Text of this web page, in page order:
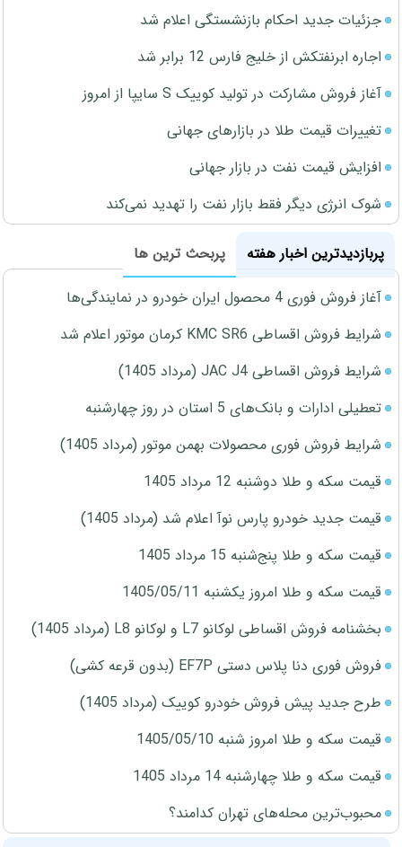
جزئیات جدید احکام بازنشستگی اعلام شد
اجاره ابرنفتکش از خلیج فارس 12 برابر شد
آغاز فروش مشارکت در تولید کوییک S سایپا از امروز
تغییرات قیمت طلا در بازارهای جهانی
افزایش قیمت نفت در بازار جهانی
شوک انرژی دیگر فقط بازار نفت را تهدید نمی‌کند
پربازدیدترین اخبار هفته
پربحث ترین ها
آغاز فروش فوری 4 محصول ایران خودرو در نمایندگی‌ها
شرایط فروش اقساطی KMC SR6 کرمان موتور اعلام شد
شرایط فروش اقساطی JAC J4 (مرداد 1405)
تعطیلی ادارات و بانک‌های 5 استان در روز چهارشنبه
شرایط فروش فوری محصولات بهمن موتور (مرداد 1405)
قیمت سکه و طلا دوشنبه 12 مرداد 1405
قیمت جدید خودرو پارس نوآ اعلام شد (مرداد 1405)
قیمت سکه و طلا پنج‌شنبه 15 مرداد 1405
قیمت سکه و طلا امروز یکشنبه 1405/05/11
بخشنامه فروش اقساطی لوکانو L7 و لوکانو L8 (مرداد 1405)
فروش فوری دنا پلاس دستی EF7P (بدون قرعه کشی)
طرح جدید پیش فروش خودرو کوییک (مرداد 1405)
قیمت سکه و طلا امروز شنبه 1405/05/10
قیمت سکه و طلا چهارشنبه 14 مرداد 1405
محبوب‌ترین محله‌های تهران کدامند؟